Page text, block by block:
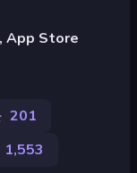
App Store
201
1,553